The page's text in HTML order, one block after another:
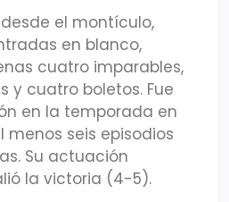
el montículo,
en blanco,
cuatro imparables,
y cuatro boletos. Fue
en la temporada en
seis episodios
Su actuación
la victoria (4-5).